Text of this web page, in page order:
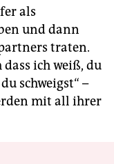
als
und dann
traten.
ich weiß, du
schweigst“ –
mit all ihrer